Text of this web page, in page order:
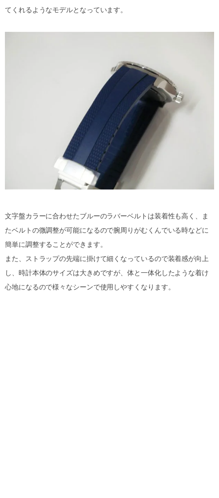
てくれるようなモデルとなっています。
文字盤カラーに合わせたブルーのラバーベルトは装着性も高く、ま
たベルトの微調整が可能になるので腕周りがむくんでいる時などに
簡単に調整することができます。
また、ストラップの先端に掛けて細くなっているので装着感が向上
し、時計本体のサイズは大きめですが、体と一体化したような着け
心地になるので様々なシーンで使用しやすくなります。